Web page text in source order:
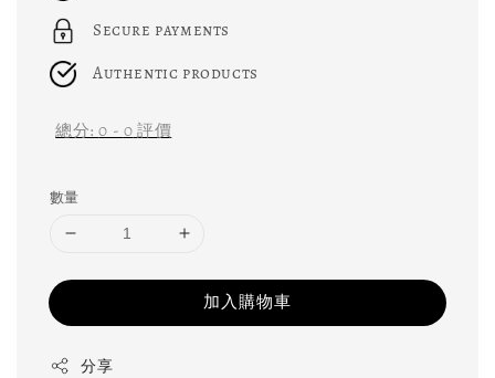
Secure payments
Authentic products
總分:0 - 0 評價
數量
加入購物車
分享